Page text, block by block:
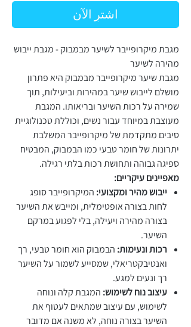
اشترِ الآن
מגבת מיקרופייבר לשיער מבמבוק - מגבת ייבוש
מהירה לשיער
מגבת שיער מיקרופייבר מבמבוק היא פתרון
מושלם לייבוש שיער במהירות וביעילות, תוך
שמירה על רכות השיער ובריאותו. המגבת
מעוצבת במיוחד עבור נשים, וכוללת טכנולוגיית
סיבים מתקדמת של מיקרופייבר המשלבת
יתרונות של חומר טבעי כמו הבמבוק, המבטיח
ספיגה גבוהה ותחושת רכות בלתי רגילה.
מאפיינים עיקריים:
ייבוש מהיר ומקצועי: המיקרופייבר סופג
לחות בצורה אופטימלית, ומייבש את השיער
בצורה מהירה ויעילה, בלי לפגוע במרקם
השיער.
רכות ונעימות: הבמבוק הוא חומר טבעי, רך
ואנטיבקטריאלי, שמסייע לשמור על השיער
רך ונעים למגע.
עיצוב נוח לשימוש: המגבת קלה ונוחה
לשימוש, עם עיצוב שמתאים לעטוף את
השיער בצורה נוחה, לא משנה אם מדובר